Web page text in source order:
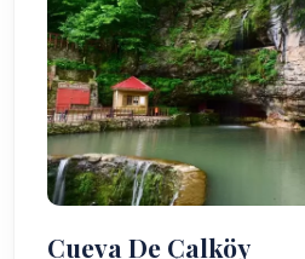
Cueva De Çalköy